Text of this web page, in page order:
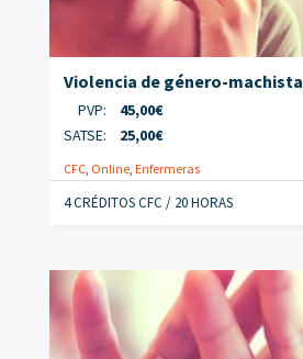
Violencia de género-machista
PVP: 45,00€
SATSE:
25,00€
CFC, Online, Enfermeras
4 CRÉDITOS CFC / 20 HORAS